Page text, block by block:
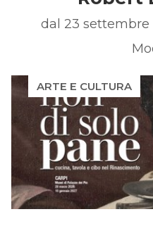
dal 23
ARTE E CULTURA